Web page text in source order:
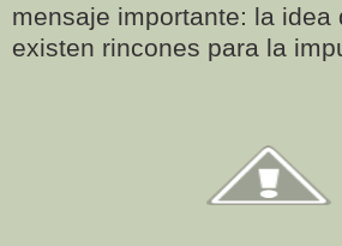
mensaje importante: la idea
existen rincones para la